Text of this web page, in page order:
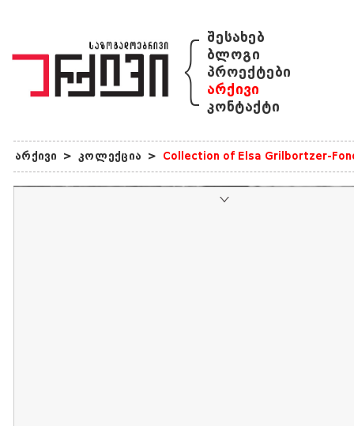
{ შესახებ
ბლოგი
პროექტები
არქივი
კონტაქტი
არქივი > კოლექცია > Collection of Elsa Grilbortzer-